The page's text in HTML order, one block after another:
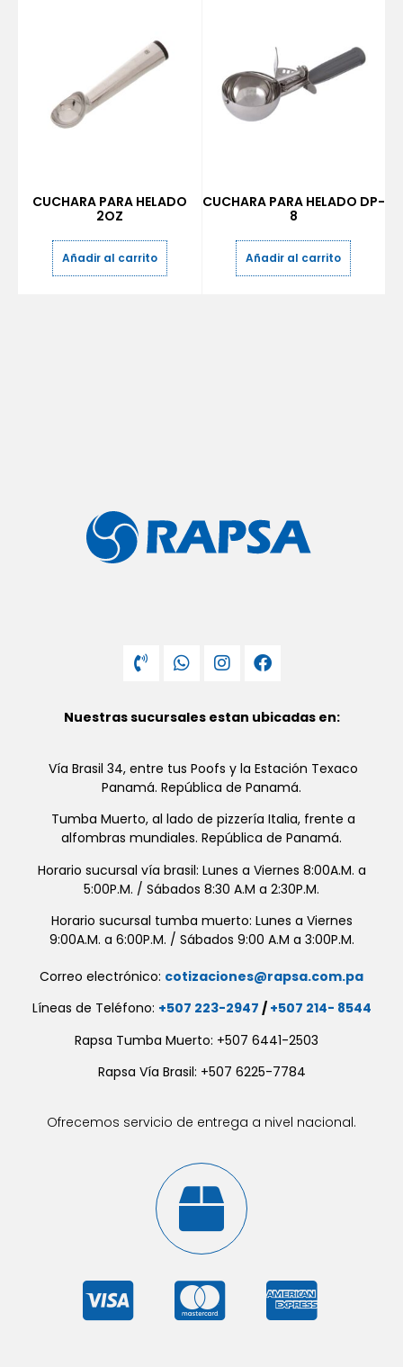
CUCHARA PARA HELADO
2OZ
Añadir al carrito
CUCHARA PARA HELADO DP-
8
Añadir al carrito
Nuestras sucursales estan ubicadas en:
Vía Brasil 34, entre tus Poofs y la Estación Texaco
Panamá. República de Panamá.
Tumba Muerto, al lado de pizzería Italia, frente a
alfombras mundiales. República de Panamá.
Horario sucursal vía brasil: Lunes a Viernes 8:00A.M. a
5:00P.M. / Sábados 8:30 A.M a 2:30P.M.
Horario sucursal tumba muerto: Lunes a Viernes
9:00A.M. a 6:00P.M. / Sábados 9:00 A.M a 3:00P.M.
Correo electrónico: cotizaciones@rapsa.com.pa
Líneas de Teléfono: +507 223-2947 / +507 214- 8544
Rapsa Tumba Muerto: +507 6441-2503
Rapsa Vía Brasil: +507 6225-7784
Ofrecemos servicio de entrega a nivel nacional.